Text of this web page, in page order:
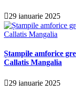
29 ianuarie 2025
Ștampile amforice
Callatis Mangalia
29 ianuarie 2025